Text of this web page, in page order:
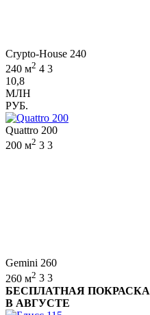
Crypto-House 240
240 м2 4 3
10,8
МЛН
РУБ.
Quattro 200
200 м2 3 3
Gemini 260
260 м2 3 3
БЕСПЛАТНАЯ ПОКРАСКА
В АВГУСТЕ